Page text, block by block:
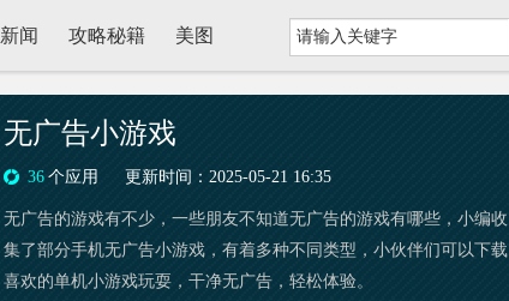
新闻 攻略秘籍 美图
无广告小游戏
36 个应用 更新时间：2025-05-21 16:35
无广告的游戏有不少，一些朋友不知道无广告的游戏有哪些，小编收
集了部分手机无广告小游戏，有着多种不同类型，小伙伴们可以下载
喜欢的单机小游戏玩耍，干净无广告，轻松体验。